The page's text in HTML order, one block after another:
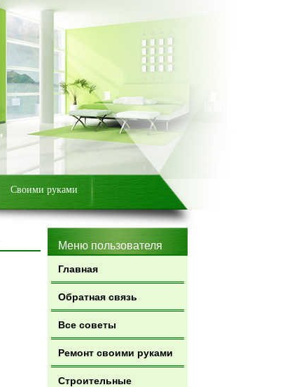
Своими руками
Меню пользователя
Главная
Обратная связь
Все советы
Ремонт своими руками
Строительные